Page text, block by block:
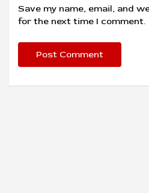
Save my name, email, and
for the next time I comment.